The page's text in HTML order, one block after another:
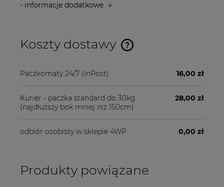
- informacje dodatkowe »
Koszty dostawy
Cena nie zawiera ewentualnych kosztów płatności
Paczkomaty 24/7 (InPost) 16,00 zł
Kurier - paczka standard do 30kg
(najdłuższy bok mniej niż 150cm)
28,00 zł
odbiór osobisty w sklepie 4WP 0,00 zł
Produkty powiązane